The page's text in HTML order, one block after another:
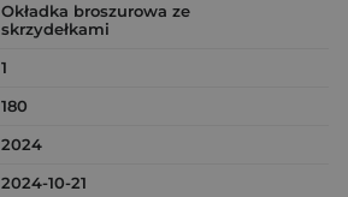
Okładka broszurowa ze
skrzydełkami
1
180
2024
2024-10-21